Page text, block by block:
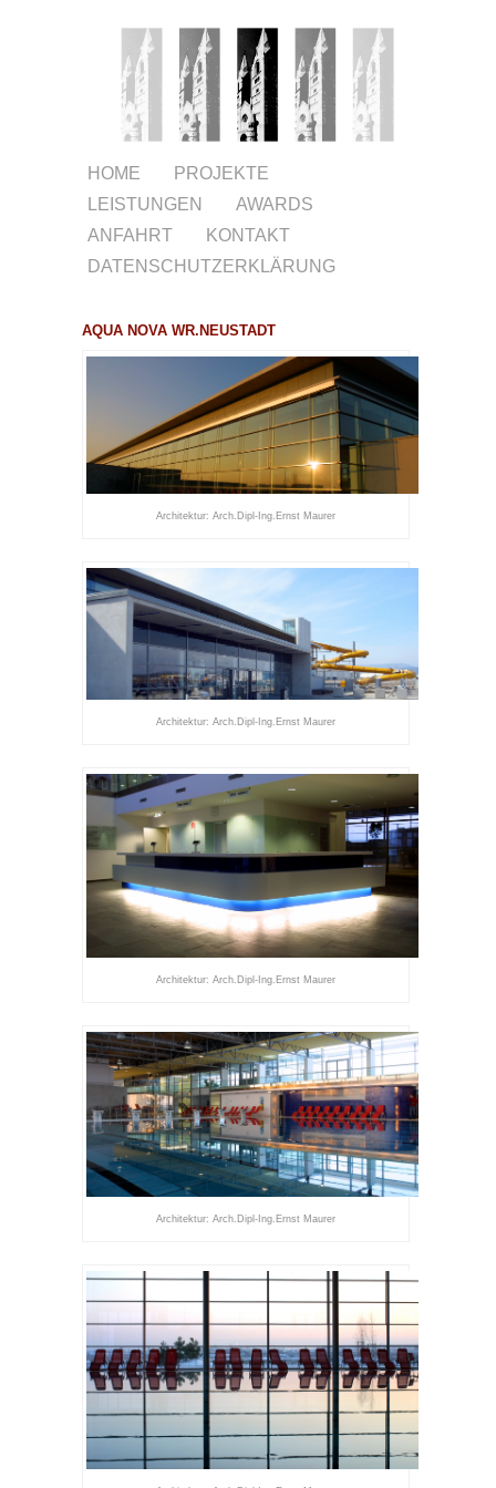
HOME
PROJEKTE
LEISTUNGEN
AWARDS
ANFAHRT
KONTAKT
DATENSCHUTZERKLÄRUNG
AQUA NOVA WR.NEUSTADT
Architektur: Arch.Dipl-Ing.Ernst Maurer
Architektur: Arch.Dipl-Ing.Ernst Maurer
Architektur: Arch.Dipl-Ing.Ernst Maurer
Architektur: Arch.Dipl-Ing.Ernst Maurer